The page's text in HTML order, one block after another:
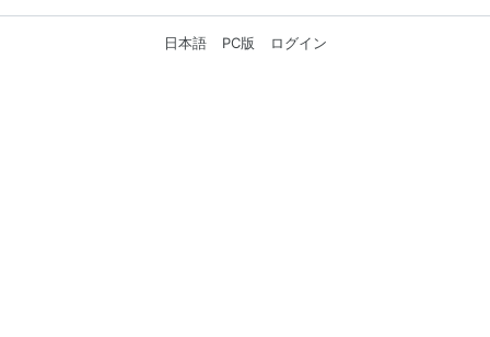
日本語 PC版 ログイン